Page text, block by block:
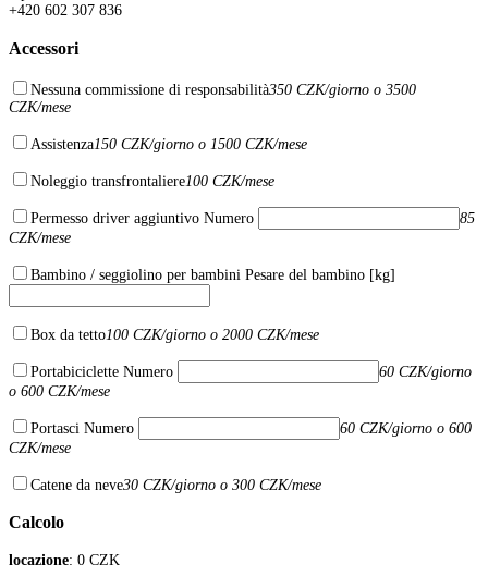
+420 602 307 836
Accessori
Nessuna commissione di responsabilità350 CZK/giorno o 3500
CZK/mese
Assistenza150 CZK/giorno o 1500 CZK/mese
Noleggio transfrontaliere100 CZK/mese
Permesso driver aggiuntivo Numero
85
CZK/mese
Bambino / seggiolino per bambini Pesare del bambino [kg]
Box da tetto100 CZK/giorno o 2000 CZK/mese
Portabiciclette Numero
60 CZK/giorno
o 600 CZK/mese
Portasci Numero
60 CZK/giorno o 600
CZK/mese
Catene da neve30 CZK/giorno o 300 CZK/mese
Calcolo
locazione: 0 CZK